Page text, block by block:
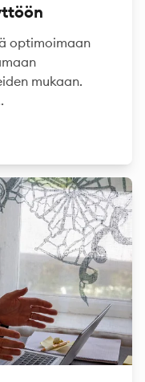
optimoimaan
mukaan.